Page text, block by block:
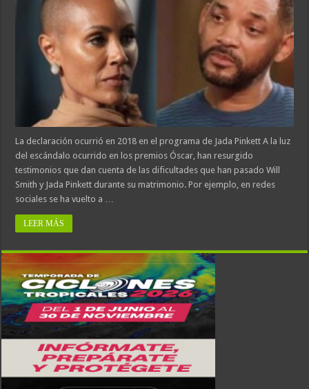
La declaración ocurrió en 2018 en el programa de Jada Pinkett A la luz
del escándalo ocurrido en los premios Óscar, han resurgido
testimonios que dan cuenta de las dificultades que han pasado Will
Smith y Jada Pinkett durante su matrimonio. Por ejemplo, en redes
sociales se ha vuelto a …
LEER MÁS